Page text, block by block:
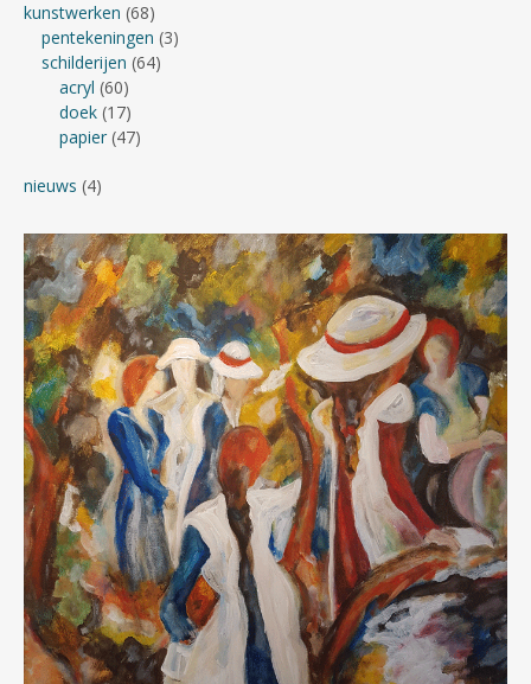
kunstwerken (68)
pentekeningen (3)
schilderijen (64)
acryl (60)
doek (17)
papier (47)
nieuws (4)